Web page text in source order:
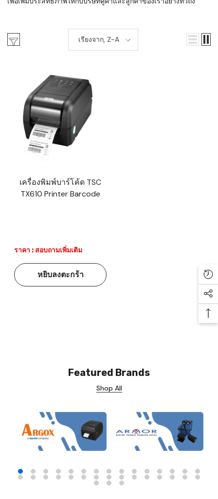
เรียงจาก, Z-A
เครื่องพิมพ์บาร์โค้ด TSC
TX610 Printer Barcode
ราคา : สอบถามเพิ่มเติม
หยิบลงตะกร้า
Featured Brands
Shop All